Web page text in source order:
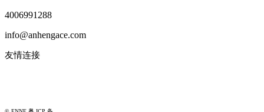
4006991288
info@anhengace.com
友情连接